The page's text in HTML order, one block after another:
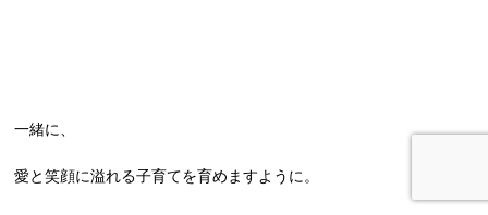
一緒に、
愛と笑顔に溢れる子育てを育めますように。